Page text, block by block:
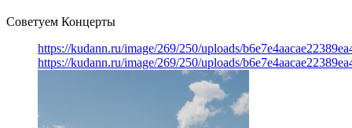
Советуем Концерты
https://kudann.ru/image/269/250/uploads/
https://kudann.ru/image/269/250/uploads/